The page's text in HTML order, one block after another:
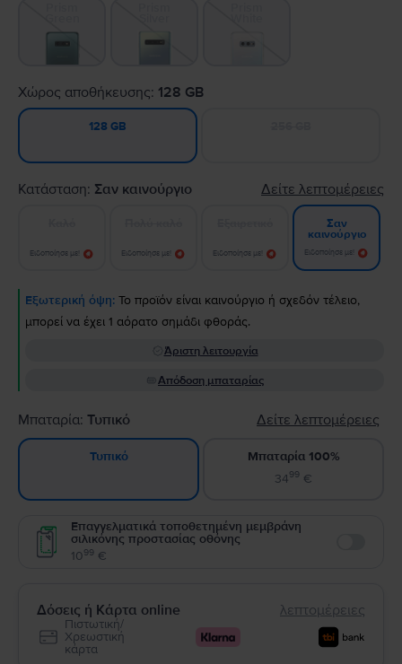
Χώρος αποθήκευσης: 128 GB
128 GB
Κατάσταση: Σαν καινούργιο Δείτε λεπτομέρειες
Ειδοποίησε με! Ειδοποίησε με! Ειδοποίησε με!
Σαν
καινούργιο
Ειδοποίησε με!
Εξωτερική όψη: Το προϊόν είναι καινούργιο ή σχεδόν τέλειο,
μπορεί να έχει 1 αόρατο σημάδι φθοράς.
Άριστη λειτουργία
Απόδοση μπαταρίας
Μπαταρία: Τυπικό Δείτε λεπτομέρειες
Τυπικό
Μπαταρία 100%
3499 €
Επαγγελματικά τοποθετημένη μεμβράνη
σιλικόνης προστασίας οθόνης
1099 €
Δόσεις ή Κάρτα online λεπτομέρειες
Πιστωτική/
Χρεωστική
κάρτα